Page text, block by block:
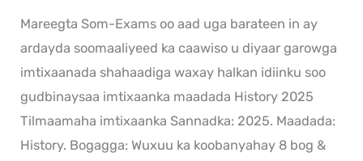
Mareegta Som-Exams oo aad uga barateen in ay
ardayda soomaaliyeed ka caawiso u diyaar garowga
imtixaanada shahaadiga waxay halkan idiinku soo
gudbinaysaa imtixaanka maadada History 2025
Tilmaamaha imtixaanka Sannadka: 2025. Maadada:
History. Bogagga: Wuxuu ka koobanyahay 8 bog &